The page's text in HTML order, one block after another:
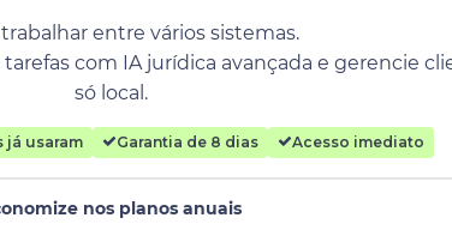
entre vários sistemas.
com IA jurídica avançada e gerencie
só local.
já usaram Garantia de 8 dias Acesso imediato
nos planos anuais